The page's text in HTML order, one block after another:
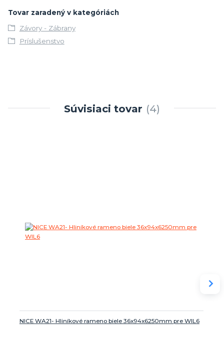
Tovar zaradený v kategóriách
Závory - Zábrany
Príslušenstvo
Súvisiaci tovar 4
NICE WA21- Hliníkové rameno biele 36x94x6250mm pre WIL6